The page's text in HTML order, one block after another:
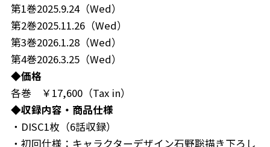
第1巻2025.9.24（Wed）
第2巻2025.11.26（Wed）
第3巻2026.1.28（Wed）
第4巻2026.3.25（Wed）
◆価格
各巻 ￥17,600（Tax in）
◆収録内容・商品仕様
・DISC1枚（6話収録）
・初回仕様：キャラクターデザイン石野聡描き下ろし